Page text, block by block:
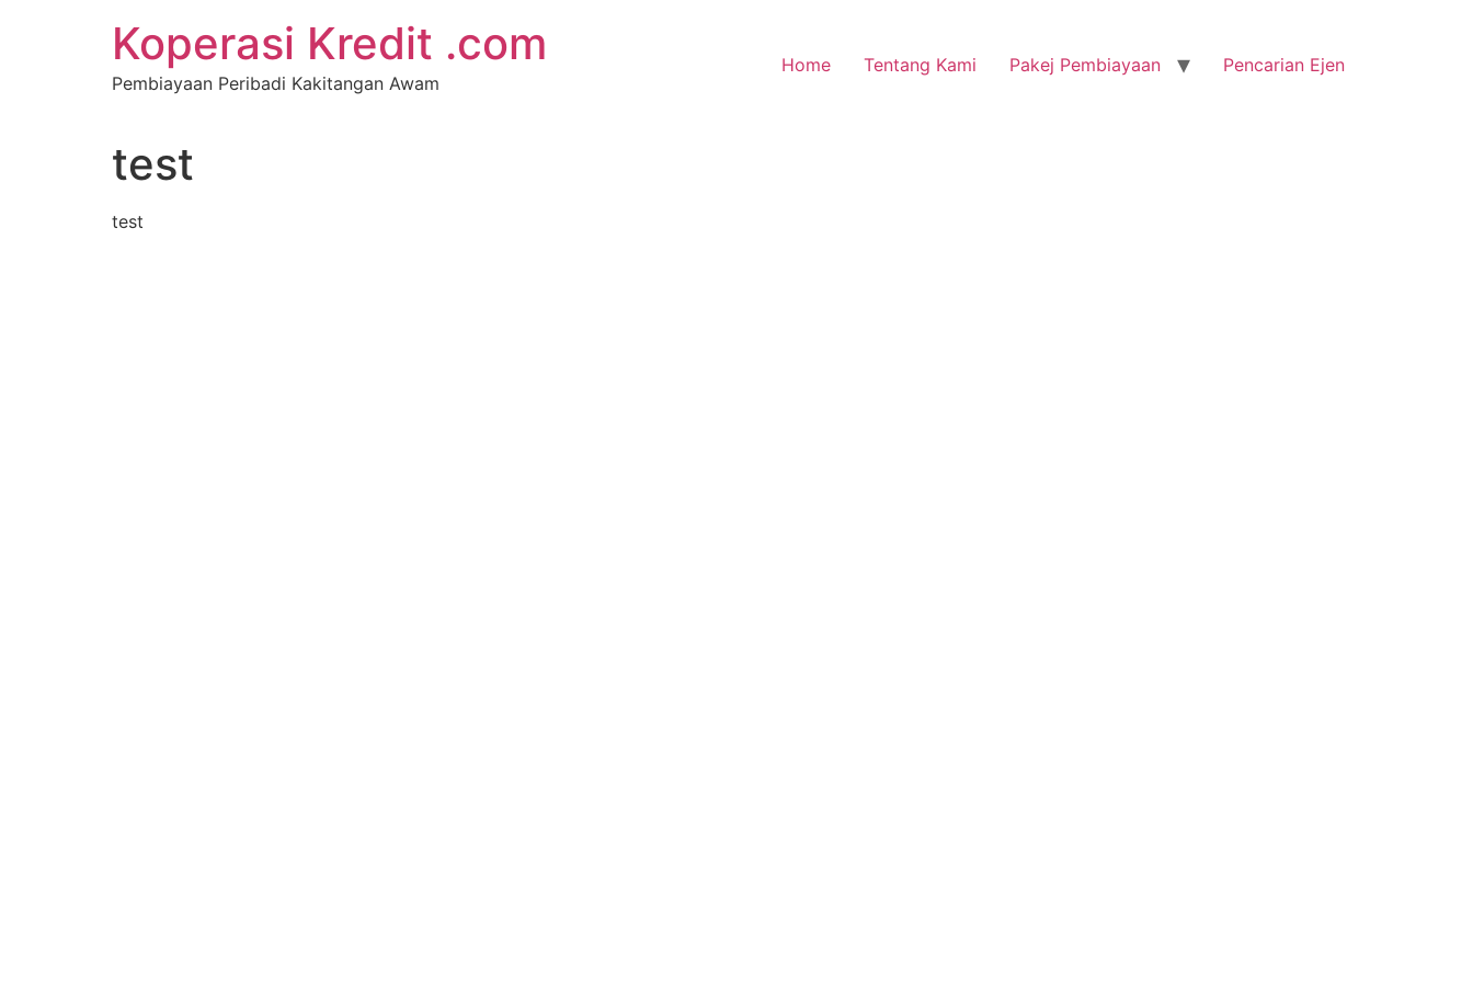
Koperasi Kredit .com
Pembiayaan Peribadi Kakitangan Awam
Home Tentang Kami Pakej Pembiayaan Pencarian Ejen
test
test